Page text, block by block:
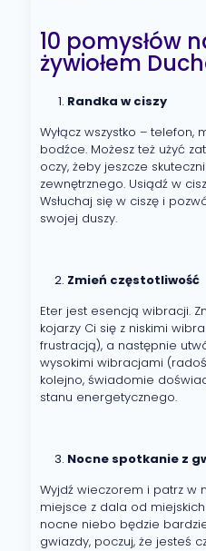
10 pomysłów
żywiołem
Randka w ciszy
Wyłącz wszystko – telefon,
bodźce. Możesz też użyć
oczy, żeby jeszcze
zewnętrznego. Usiądź w
Wsłuchaj się w ciszę i
swojej duszy.
Zmień częstotliwość
Eter jest esencją wibracji.
kojarzy Ci się z niskimi
frustracją), a następnie
wysokimi wibracjami
kolejno, świadomie
stanu energetycznego.
Nocne spotkanie z
Wyjdź wieczorem i patrz w
miejsce z dala od
nocne niebo będzie
gwiazdy, poczuj, że jesteś